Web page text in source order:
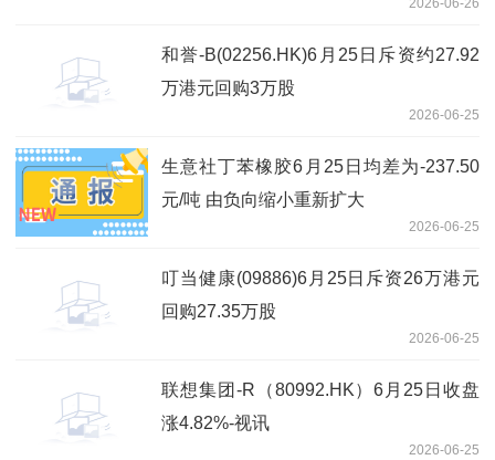
2026-06-26
和誉-B(02256.HK)6月25日斥资约27.92
万港元回购3万股
2026-06-25
生意社丁苯橡胶6月25日均差为-237.50
元/吨 由负向缩小重新扩大
2026-06-25
叮当健康(09886)6月25日斥资26万港元
回购27.35万股
2026-06-25
联想集团-R（80992.HK）6月25日收盘
涨4.82%-视讯
2026-06-25